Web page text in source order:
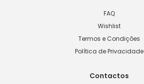
FAQ
Wishlist
Termos e Condições
Política de Privacidade
Contactos